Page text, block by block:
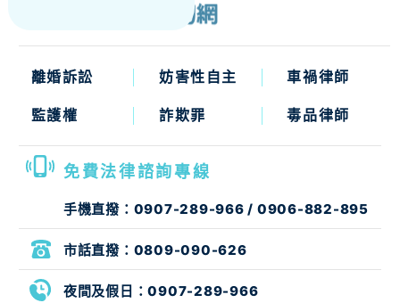
離婚訴訟 妨害性自主 車禍律師
監護權 詐欺罪 毒品律師
免費法律諮詢專線
手機直撥： 0907-289-966 / 0906-882-895
市話直撥： 0809-090-626
夜間及假日：0907-289-966